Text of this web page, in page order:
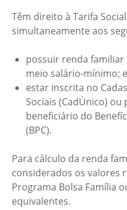
Têm direito à Tarifa
simultaneamente aos
possuir renda familiar
meio salário-mínimo; e
estar inscrita no
Sociais (CadÚnico)
beneficiário do
(BPC).
Para cálculo da renda
considerados os valores
Programa Bolsa Família
equivalentes.